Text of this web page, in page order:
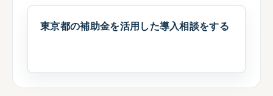
東京都の補助金を活用した導入相談をする